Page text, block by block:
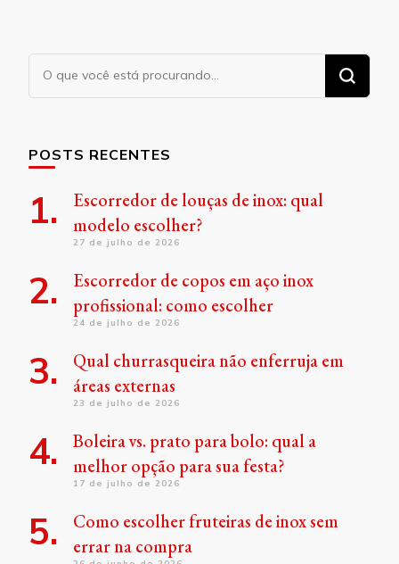
Procurando
algo?
POSTS RECENTES
Escorredor de louças de inox: qual
modelo escolher?
27 de julho de 2026
Escorredor de copos em aço inox
profissional: como escolher
24 de julho de 2026
Qual churrasqueira não enferruja em
áreas externas
23 de julho de 2026
Boleira vs. prato para bolo: qual a
melhor opção para sua festa?
17 de julho de 2026
Como escolher fruteiras de inox sem
errar na compra